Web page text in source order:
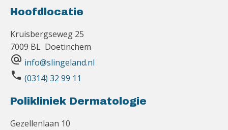
Hoofdlocatie
Kruisbergseweg 25
7009 BL Doetinchem
alternate_email info@slingeland.nl
phone (0314) 32 99 11
Polikliniek Dermatologie
Gezellenlaan 10